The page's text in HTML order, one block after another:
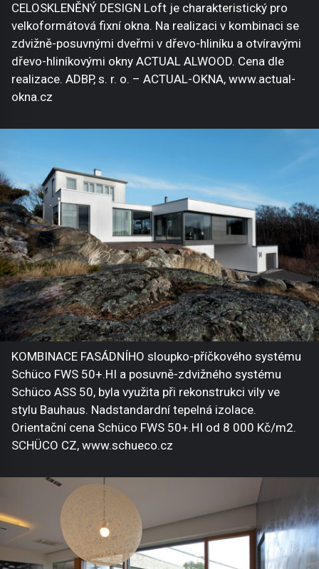
CELOSKLENĚNÝ DESIGN Loft je charakteristický pro
velkoformátová fixní okna. Na realizaci v kombinaci se
zdvižně-posuvnými dveřmi v dřevo-hliníku a otvíravými
dřevo-hliníkovými okny ACTUAL ALWOOD. Cena dle
realizace. ADBP, s. r. o. – ACTUAL-OKNA, www.actual-
okna.cz
KOMBINACE FASÁDNÍHO sloupko-příčkového systému
Schüco FWS 50+.HI a posuvně-zdvižného systému
Schüco ASS 50, byla využita při rekonstrukci vily ve
stylu Bauhaus. Nadstandardní tepelná izolace.
Orientační cena Schüco FWS 50+.HI od 8 000 Kč/m2.
SCHÜCO CZ, www.schueco.cz